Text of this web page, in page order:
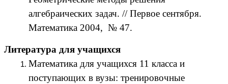
алгебраических задач. // Первое сентября.
Математика 2004, № 47.
Литература для учащихся
Математика для учащихся 11 класса и
поступающих в вузы: тренировочные